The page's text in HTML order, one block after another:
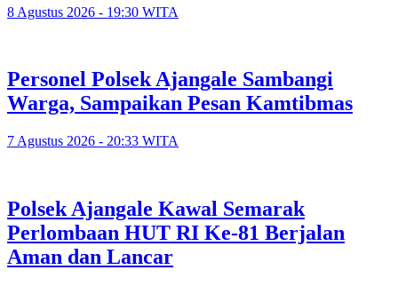
8 Agustus 2026 - 19:30 WITA
Personel Polsek Ajangale Sambangi
Warga, Sampaikan Pesan Kamtibmas
7 Agustus 2026 - 20:33 WITA
Polsek Ajangale Kawal Semarak
Perlombaan HUT RI Ke-81 Berjalan
Aman dan Lancar